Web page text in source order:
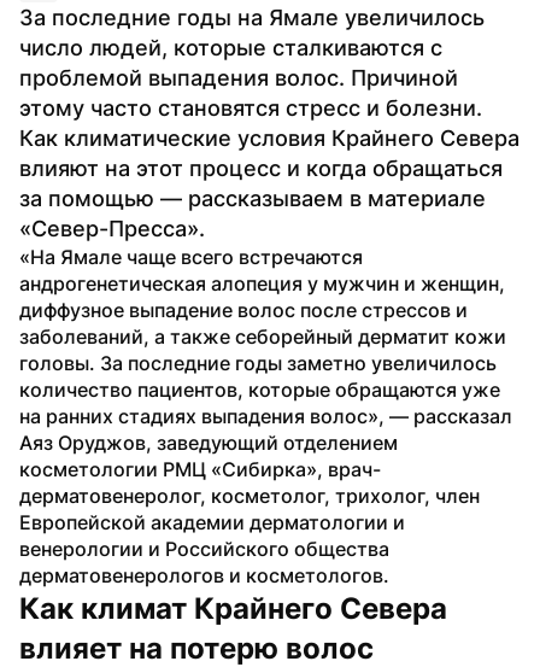
За последние годы на Ямале увеличилось
число людей, которые сталкиваются с
проблемой выпадения волос. Причиной
этому часто становятся стресс и болезни.
Как климатические условия Крайнего Севера
влияют на этот процесс и когда обращаться
за помощью — рассказываем в материале
«Север-Пресса».
«На Ямале чаще всего встречаются
андрогенетическая алопеция у мужчин и женщин,
диффузное выпадение волос после стрессов и
заболеваний, а также себорейный дерматит кожи
головы. За последние годы заметно увеличилось
количество пациентов, которые обращаются уже
на ранних стадиях выпадения волос», — рассказал
Аяз Оруджов, заведующий отделением
косметологии РМЦ «Сибирка», врач-
дерматовенеролог, косметолог, трихолог, член
Европейской академии дерматологии и
венерологии и Российского общества
дерматовенерологов и косметологов.
Как климат Крайнего Севера
влияет на потерю волос